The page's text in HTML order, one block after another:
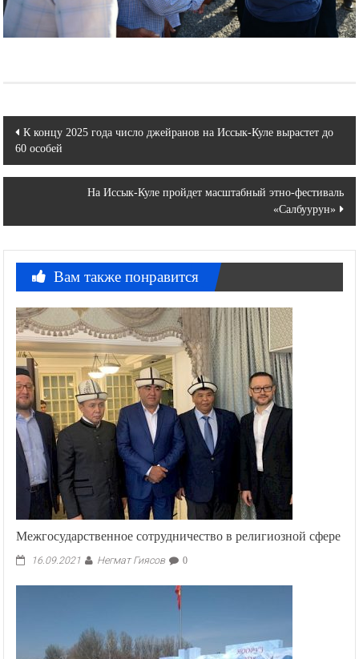
Навигация
по
К концу 2025 года число джейранов на Иссык-Куле вырастет до
60 особей
На Иссык-Куле пройдет масштабный этно-фестиваль
«Салбуурун»
Вам также понравится
Межгосударственное сотрудничество в религиозной сфере
16.09.2021 Негмат Гиясов 0